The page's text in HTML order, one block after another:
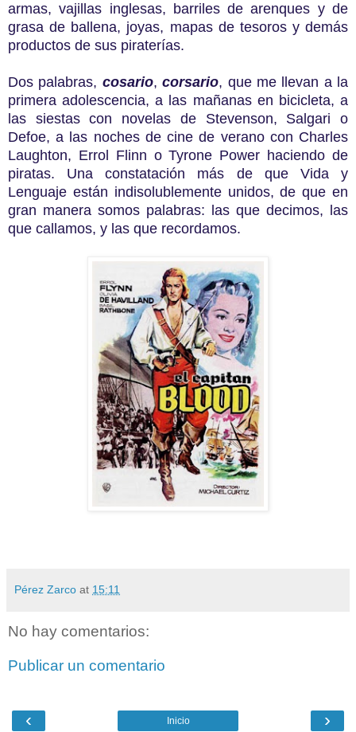
armas, vajillas inglesas, barriles de arenques y de
grasa de ballena, joyas, mapas de tesoros y demás
productos de sus piraterías.
Dos palabras, cosario,corsario, que me llevan a la
primera adolescencia, a las mañanas en bicicleta, a
las siestas con novelas de Stevenson, Salgari o
Defoe, a las noches de cine de verano con Charles
Laughton, Errol Flinn o Tyrone Power haciendo de
piratas. Una constatación más de que Vida y
Lenguaje están indisolublemente unidos, de que en
gran manera somos palabras: las que decimos, las
que callamos, y las que recordamos.
Pérez Zarco at 15:11
No hay comentarios:
Publicar un comentario
‹ ›
Inicio